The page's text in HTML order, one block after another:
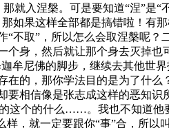
入涅槃。可是要知道“涅”是“
如果这样全部都是搞错啦！有
不取”，所以怎么会取涅槃呢？
身，然后就让那个身去灭掉也
牟尼佛的脚步，继续去其他世界
的，那你学法目的是为了什么
相信像是张志成这样的恶知识
这个的什么……。我也不知道他
，就一定要跟你“事”合，所以